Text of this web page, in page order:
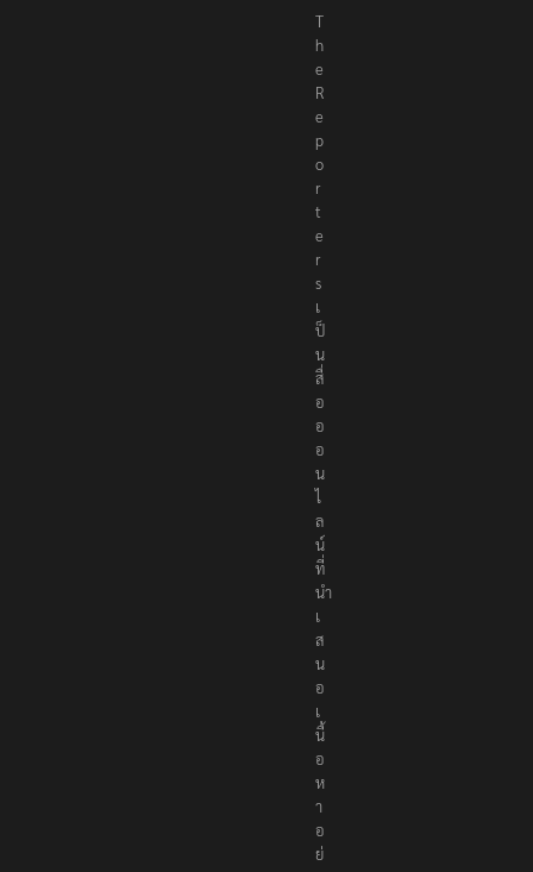
T
h
e
R
e
p
o
r
t
e
r
s
เ
ป็
น
สื่
อ
อ
อ
น
ไ
ล
น์
ที่
นำ
เ
ส
น
อ
เ
นื้
อ
ห
า
อ
ย่